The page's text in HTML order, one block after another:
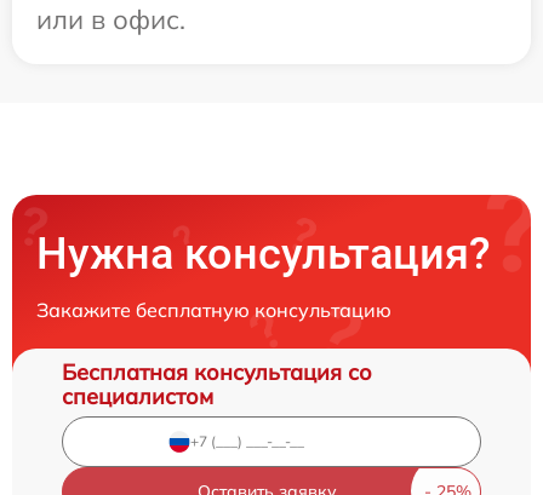
или в офис.
Нужна консультация?
Закажите бесплатную консультацию
Бесплатная консультация со
специалистом